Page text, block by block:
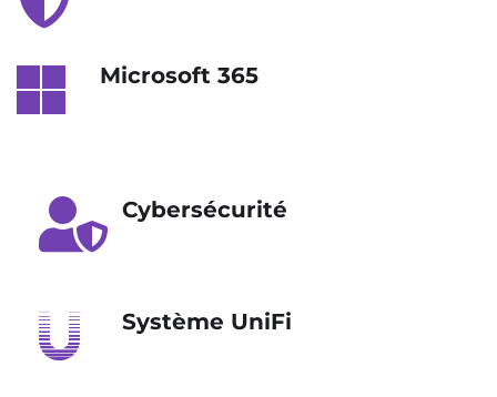
Microsoft 365
Cybersécurité
Système UniFi